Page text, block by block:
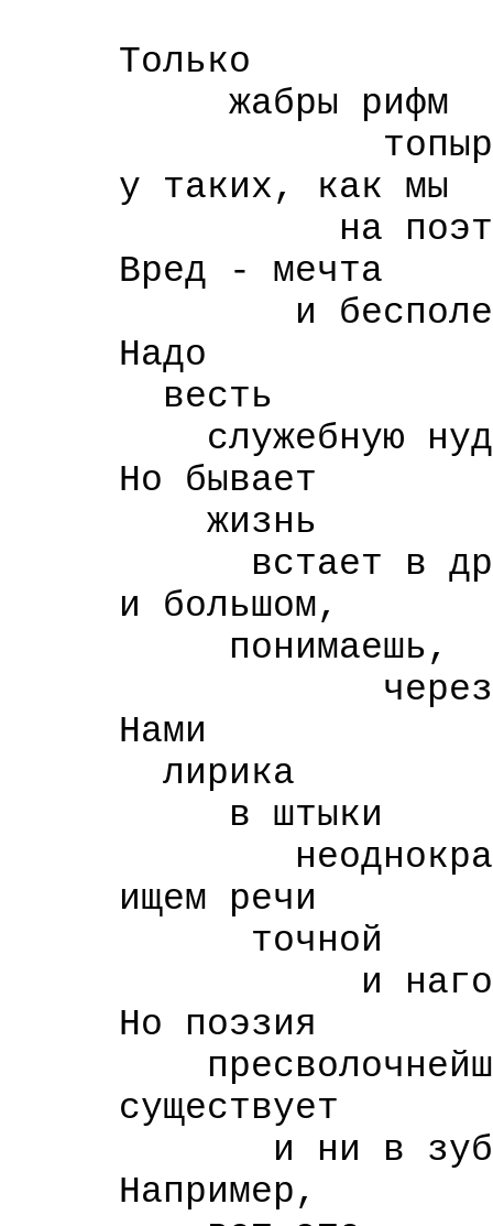
Только
жабры рифм
топырит
у таких, как мы
на
Вред - мечта
и бесполезно
Надо
весть
служебную
Но бывает
жизнь
встает в
и большом,
понимаешь,
через
Нами
лирика
в штыки
неоднократно
ищем речи
точной
и
Но поэзия
существует
и ни в зуб
Например,